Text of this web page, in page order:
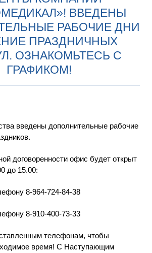
ВВЕДЕНЫ
РАБОЧИЕ ДНИ
ПРАЗДНИЧНЫХ
ОЗНАКОМЬТЕСЬ С
ГРАФИКОМ!
введены дополнительные рабочие
договоренности офис будет открыт
до 15.00:
8-964-724-84-38
8-910-400-73-33
телефонам, чтобы
время! С Наступающим